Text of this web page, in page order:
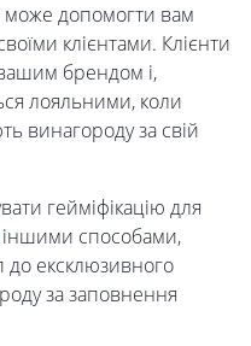
може допомогти вам
клієнтами. Клієнти
вашим брендом і,
лояльними, коли
винагороду за свій
гейміфікацію для
іншими способами,
до ексклюзивного
за заповнення